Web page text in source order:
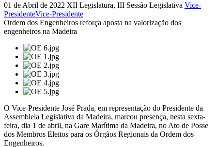
01 de Abril de 2022 XII Legislatura, III Sessão Legislativa Vice-
PresidenteVice-Presidente
Ordem dos Engenheiros reforça aposta na valorização dos
engenheiros na Madeira
O Vice-Presidente José Prada, em representação do Presidente da
Assembleia Legislativa da Madeira, marcou presença, nesta sexta-
feira, dia 1 de abril, na Gare Marítima da Madeira, no Ato de Posse
dos Membros Eleitos para os Órgãos Regionais da Ordem dos
Engenheiros.